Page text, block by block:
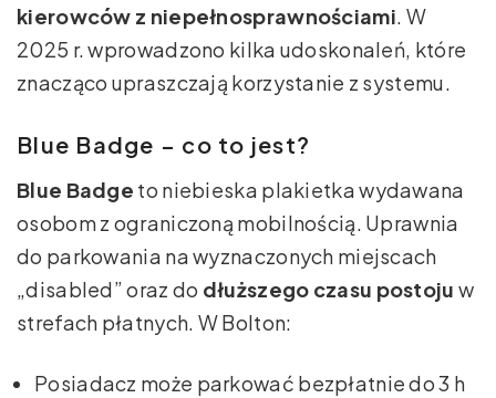
kierowców z niepełnosprawnościami . W
2025 r. wprowadzono kilka udoskonaleń, które
znacząco upraszczają korzystanie z systemu.
Blue Badge – co to jest?
Blue Badge to niebieska plakietka wydawana
osobom z ograniczoną mobilnością. Uprawnia
do parkowania na wyznaczonych miejscach
„disabled” oraz do dłuższego czasu postoju w
strefach płatnych. W Bolton:
Posiadacz może parkować bezpłatnie do 3 h